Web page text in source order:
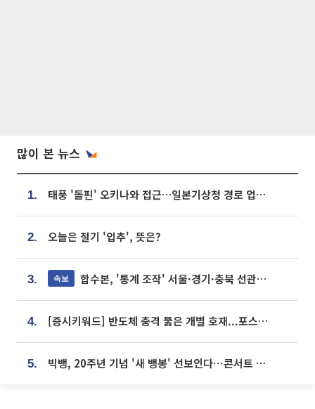
많이 본 뉴스
1. 태풍 '돌핀' 오키나와 접근…일본기상청 경로 업데이트
2. 오늘은 절기 '입추', 뜻은?
3. 속보 합수본, '통계 조작' 서울·경기·충북 선관위 등 추가 압수수색
4. [증시키워드] 반도체 충격 뚫은 개별 호재...포스코퓨처엠·에코프로·한화솔루션 '눈길'
5. 빅뱅, 20주년 기념 '새 뱅봉' 선보인다⋯콘서트 앞두고 팝업 개최